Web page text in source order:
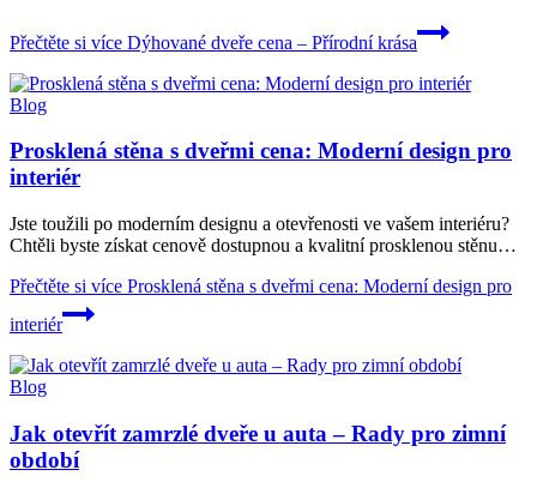
Přečtěte si více Dýhované dveře cena – Přírodní krása
Blog
Prosklená stěna s dveřmi cena: Moderní design pro
interiér
Jste toužili po moderním designu a otevřenosti ve vašem interiéru?
Chtěli byste získat cenově dostupnou a kvalitní prosklenou stěnu…
Přečtěte si více Prosklená stěna s dveřmi cena: Moderní design pro
interiér
Blog
Jak otevřít zamrzlé dveře u auta – Rady pro zimní
období